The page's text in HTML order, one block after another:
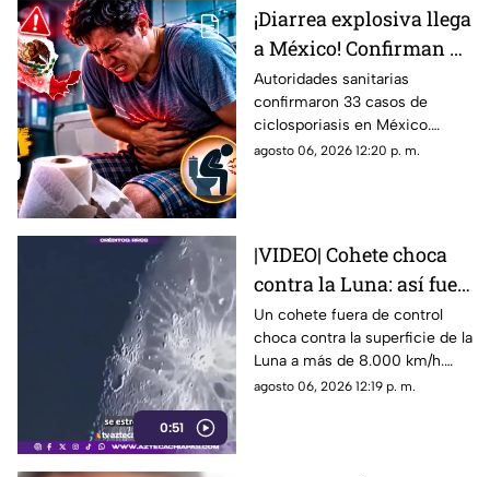
¡Diarrea explosiva llega
a México! Confirman 33
casos en el país: Lista
de estados afectados
Autoridades sanitarias
confirmaron 33 casos de
ciclosporiasis en México.
Conoce los casos, los
agosto 06, 2026 12:20 p. m.
0:51
|VIDEO| Cohete choca
contra la Luna: así fue
el instante exacto del
impacto
Un cohete fuera de control
choca contra la superficie de la
Luna a más de 8.000 km/h.
Mira el momento exacto del
agosto 06, 2026 12:19 p. m.